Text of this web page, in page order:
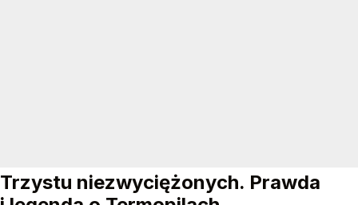
Trzystu niezwyciężonych. Prawda